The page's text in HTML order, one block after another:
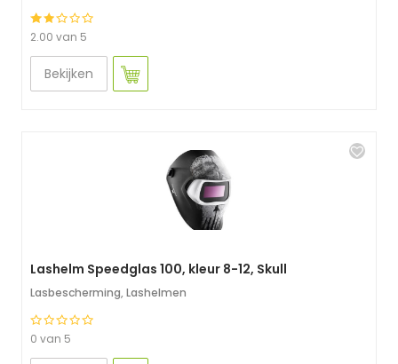
2.00 van 5
Bekijken
Lashelm Speedglas 100, kleur 8-12, Skull
Lasbescherming, Lashelmen
0 van 5